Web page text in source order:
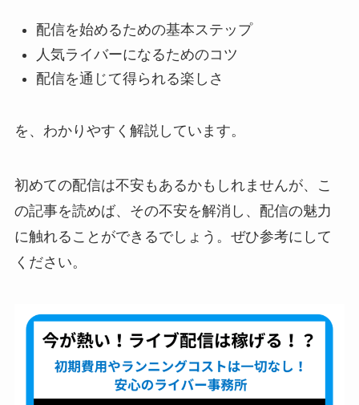
配信を始めるための基本ステップ
人気ライバーになるためのコツ
配信を通じて得られる楽しさ
を、わかりやすく解説しています。
初めての配信は不安もあるかもしれませんが、こ
の記事を読めば、その不安を解消し、配信の魅力
に触れることができるでしょう。ぜひ参考にして
ください。